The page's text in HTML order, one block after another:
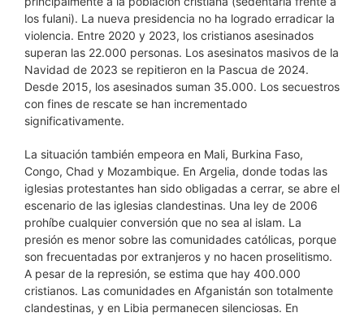
los fulani). La nueva presidencia no ha logrado erradicar la
violencia. Entre 2020 y 2023, los cristianos asesinados
superan las 22.000 personas. Los asesinatos masivos de la
Navidad de 2023 se repitieron en la Pascua de 2024.
Desde 2015, los asesinados suman 35.000. Los secuestros
con fines de rescate se han incrementado
significativamente.
La situación también empeora en Mali, Burkina Faso,
Congo, Chad y Mozambique. En Argelia, donde todas las
iglesias protestantes han sido obligadas a cerrar, se abre el
escenario de las iglesias clandestinas. Una ley de 2006
prohíbe cualquier conversión que no sea al islam. La
presión es menor sobre las comunidades católicas, porque
son frecuentadas por extranjeros y no hacen proselitismo.
A pesar de la represión, se estima que hay 400.000
cristianos. Las comunidades en Afganistán son totalmente
clandestinas, y en Libia permanecen silenciosas. En